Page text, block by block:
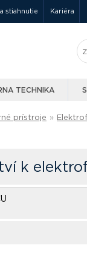
stiahnutie Kariéra
TECHNIKA
prístroje »
k